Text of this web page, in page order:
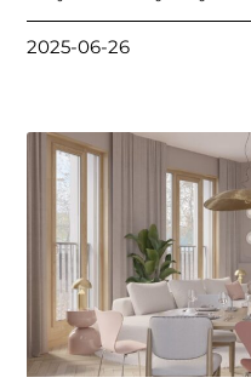
2025-06-26